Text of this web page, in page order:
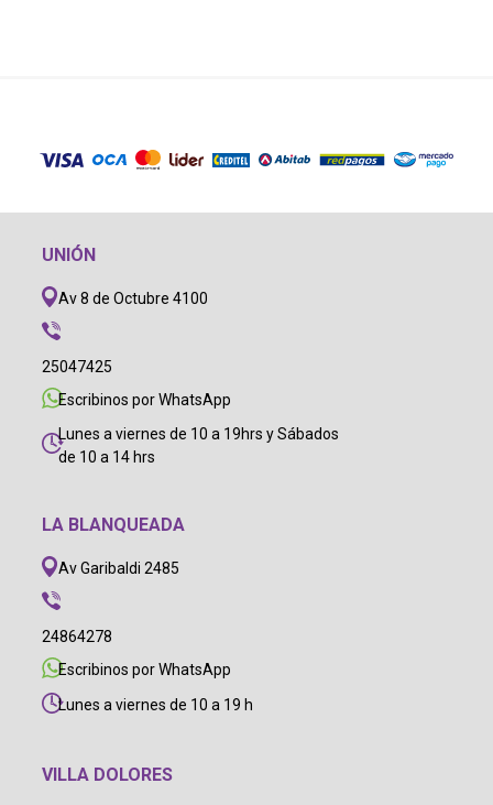
UNIÓN
Av 8 de Octubre 4100
25047425
Escribinos por WhatsApp
Lunes a viernes de 10 a 19hrs y Sábados
de 10 a 14 hrs
LA BLANQUEADA
Av Garibaldi 2485
24864278
Escribinos por WhatsApp
Lunes a viernes de 10 a 19 h
VILLA DOLORES